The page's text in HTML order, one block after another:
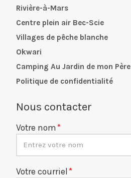
Rivière-à-Mars
Centre plein air Bec-Scie
Villages de pêche blanche
Okwari
Camping Au Jardin de mon Père
Politique de confidentialité
Nous contacter
Votre nom
Votre courriel